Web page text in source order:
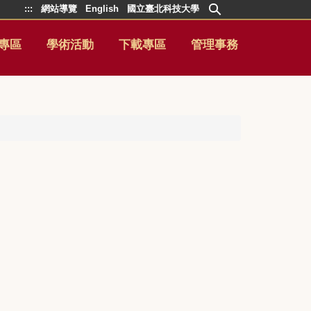
::: 網站導覽 English 國立臺北科技大學
區 學術活動 下載專區 管理事務